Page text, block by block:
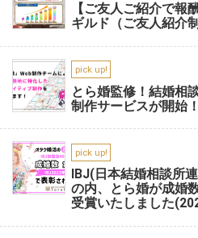
【ご友人ご紹介で報
ギルド（ご友人紹介
pick up!
とら婚監修！結婚相
制作サービスが開始！
pick up!
IBJ(日本結婚相談所
の内、とら婚が成婚
受賞いたしました